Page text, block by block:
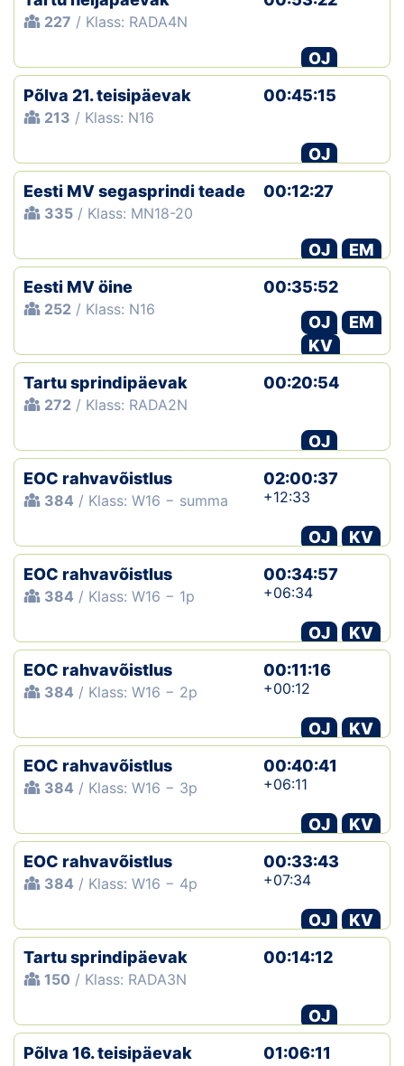
227 / Klass: RADA4N
OJ
Põlva 21. teisipäevak
213 / Klass: N16
00:45:15
OJ
Eesti MV segasprindi teade
335 / Klass: MN18-20
00:12:27
OJ
EM
Eesti MV öine
252 / Klass: N16
00:35:52
OJ
EM
KV
Tartu sprindipäevak
272 / Klass: RADA2N
00:20:54
OJ
EOC rahvavõistlus
384 / Klass: W16 − summa
02:00:37
+12:33
OJ
KV
EOC rahvavõistlus
384 / Klass: W16 − 1p
00:34:57
+06:34
OJ
KV
EOC rahvavõistlus
384 / Klass: W16 − 2p
00:11:16
+00:12
OJ
KV
EOC rahvavõistlus
384 / Klass: W16 − 3p
00:40:41
+06:11
OJ
KV
EOC rahvavõistlus
384 / Klass: W16 − 4p
00:33:43
+07:34
OJ
KV
Tartu sprindipäevak
150 / Klass: RADA3N
00:14:12
OJ
Põlva 16. teisipäevak
01:06:11